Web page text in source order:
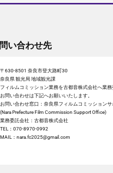
い合わせ先
〒630-8501 奈良市登大路町30
奈良県 観光局 地域観光課
フィルムコミッション業務を古都音株式会社へ業務
お問い合わせは下記へお願いいたします。
お問い合わせ窓口：奈良県フィルムコミッションサ
(Nara Prefecture Film Commission Support Office)
業務委託会社：古都音株式会社
TEL：070-8970-0992
MAIL：nara.fc2025@gmail.com